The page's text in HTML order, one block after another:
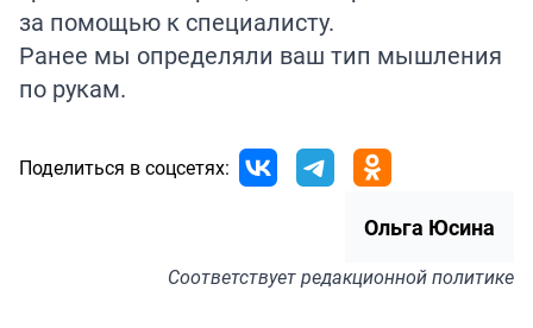
за помощью к специалисту.
Ранее мы определяли ваш тип мышления
по рукам.
Поделиться в соцсетях:
Ольга Юсина
Соответствуетредакционной политике